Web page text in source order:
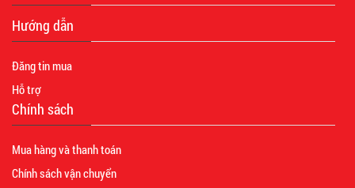
Hướng dẫn
Đăng tin mua
Hỗ trợ
Chính sách
Mua hàng và thanh toán
Chính sách vận chuyển